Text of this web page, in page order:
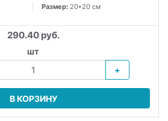
Размер: 20*20 см
290.40 руб.
шт
+
В КОРЗИНУ